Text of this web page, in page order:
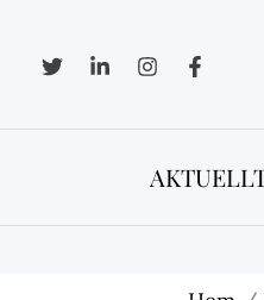
innehåll